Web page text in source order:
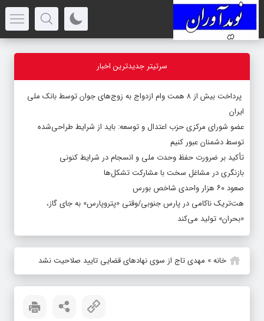
سرتیتر جدیدترین اخبار
پرداخت بیش از ۸ همت وام ازدواج به زوج‌های جوان توسط بانک ملی
ایران
عضو شورای مرکزی حزب اعتدال و توسعه: باید از شرایط طراحی‌شده
توسط دشمنان عبور کنیم
تأکید بر ضرورت حفظ وحدت ملی و انسجام در شرایط کنونی
بازنگری در مشاغل سخت با مشارکت تشکل‌ها
صعود ۶۰ هزار واحدی شاخص بورس
هت‌تریک ناکامی در پارس جنوبی/وقتی «پتروپارس» به جای گاز،
«بحران» تولید می‌کند
خانه» مهدی تاج از سوی نهادهای قضایی تایید صلاحیت نشد